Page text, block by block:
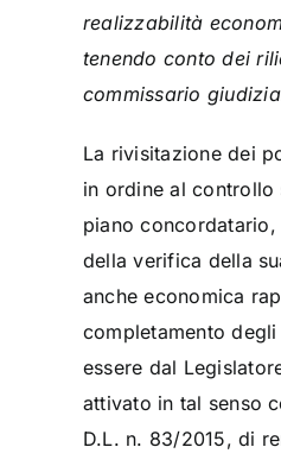
realizzabilità
tenendo conto dei
commissario
La rivisitazione dei
in ordine al
piano concordatario,
della verifica della
anche economica
completamento
essere dal
attivato in tal senso
D.L. n. 83/2015, di